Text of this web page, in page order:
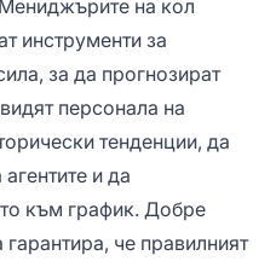
на кол
инструменти за
за да прогнозират
персонала на
тенденции, да
и да
към график. Добре
че правилният